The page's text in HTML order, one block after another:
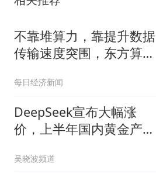
不靠堆算力，靠提升数据
传输速度突围，东方算芯
奖项
每日经济新闻
DeepSeek宣布大幅涨
价，上半年国内黄金产量
吴晓波频道